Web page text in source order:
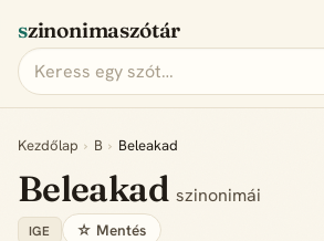
szinonimaszótár
Kezdőlap › B › Beleakad
Beleakadszinonimái
IGE ☆ Mentés